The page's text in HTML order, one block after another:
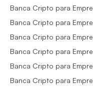
Banca Cripto para
Banca Cripto para
Banca Cripto para
Banca Cripto para
Banca Cripto para
Banca Cripto para